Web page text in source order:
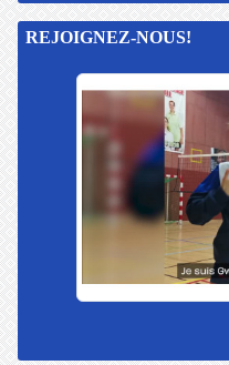
REJOIGNEZ-NOUS!